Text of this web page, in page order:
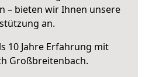
– bieten wir Ihnen unsere
an.
10 Jahre Erfahrung mit
Großbreitenbach.